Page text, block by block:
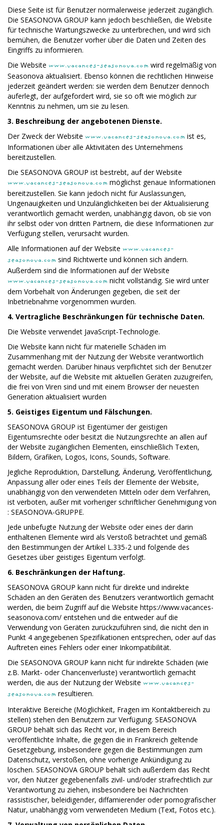
Diese Seite ist für Benutzer normalerweise jederzeit zugänglich.
Die SEASONOVA GROUP kann jedoch beschließen, die Website
für technische Wartungszwecke zu unterbrechen, und wird sich
bemühen, die Benutzer vorher über die Daten und Zeiten des
Eingriffs zu informieren.
Die Website www.vacances-seasonova.com wird regelmäßig von
Seasonova aktualisiert. Ebenso können die rechtlichen Hinweise
jederzeit geändert werden: sie werden dem Benutzer dennoch
auferlegt, der aufgefordert wird, sie so oft wie möglich zur
Kenntnis zu nehmen, um sie zu lesen.
3. Beschreibung der angebotenen Dienste.
Der Zweck der Website www.vacances-seasonova.com ist es,
Informationen über alle Aktivitäten des Unternehmens
bereitzustellen.
Die SEASONOVA GROUP ist bestrebt, auf der Website
www.vacances-seasonova.com möglichst genaue Informationen
bereitzustellen. Sie kann jedoch nicht für Auslassungen,
Ungenauigkeiten und Unzulänglichkeiten bei der Aktualisierung
verantwortlich gemacht werden, unabhängig davon, ob sie von
ihr selbst oder von dritten Partnern, die diese Informationen zur
Verfügung stellen, verursacht wurden.
Alle Informationen auf der Website www.vacances-
seasonova.com sind Richtwerte und können sich ändern.
Außerdem sind die Informationen auf der Website
www.vacances-seasonova.com nicht vollständig. Sie wird unter
dem Vorbehalt von Änderungen gegeben, die seit der
Inbetriebnahme vorgenommen wurden.
4. Vertragliche Beschränkungen für technische Daten.
Die Website verwendet JavaScript-Technologie.
Die Website kann nicht für materielle Schäden im
Zusammenhang mit der Nutzung der Website verantwortlich
gemacht werden. Darüber hinaus verpflichtet sich der Benutzer
der Website, auf die Website mit aktuellen Geräten zuzugreifen,
die frei von Viren sind und mit einem Browser der neuesten
Generation aktualisiert wurden
5. Geistiges Eigentum und Fälschungen.
SEASONOVA GROUP ist Eigentümer der geistigen
Eigentumsrechte oder besitzt die Nutzungsrechte an allen auf
der Website zugänglichen Elementen, einschließlich Texten,
Bildern, Grafiken, Logos, Icons, Sounds, Software.
Jegliche Reproduktion, Darstellung, Änderung, Veröffentlichung,
Anpassung aller oder eines Teils der Elemente der Website,
unabhängig von den verwendeten Mitteln oder dem Verfahren,
ist verboten, außer mit vorheriger schriftlicher Genehmigung von
: SEASONOVA-GRUPPE.
Jede unbefugte Nutzung der Website oder eines der darin
enthaltenen Elemente wird als Verstoß betrachtet und gemäß
den Bestimmungen der Artikel L.335-2 und folgende des
Gesetzes über geistiges Eigentum verfolgt.
6. Beschränkungen der Haftung.
SEASONOVA GROUP kann nicht für direkte und indirekte
Schäden an den Geräten des Benutzers verantwortlich gemacht
werden, die beim Zugriff auf die Website https://www.vacances-
seasonova.com/ entstehen und die entweder auf die
Verwendung von Geräten zurückzuführen sind, die nicht den in
Punkt 4 angegebenen Spezifikationen entsprechen, oder auf das
Auftreten eines Fehlers oder einer Inkompatibilität.
Die SEASONOVA GROUP kann nicht für indirekte Schäden (wie
z.B. Markt- oder Chancenverluste) verantwortlich gemacht
werden, die aus der Nutzung der Website www.vacances-
seasonova.com resultieren.
Interaktive Bereiche (Möglichkeit, Fragen im Kontaktbereich zu
stellen) stehen den Benutzern zur Verfügung. SEASONOVA
GROUP behält sich das Recht vor, in diesem Bereich
veröffentlichte Inhalte, die gegen die in Frankreich geltende
Gesetzgebung, insbesondere gegen die Bestimmungen zum
Datenschutz, verstoßen, ohne vorherige Ankündigung zu
löschen. SEASONOVA GROUP behält sich außerdem das Recht
vor, den Nutzer gegebenenfalls zivil- und/oder strafrechtlich zur
Verantwortung zu ziehen, insbesondere bei Nachrichten
rassistischer, beleidigender, diffamierender oder pornografischer
Natur, unabhängig vom verwendeten Medium (Text, Fotos etc.).